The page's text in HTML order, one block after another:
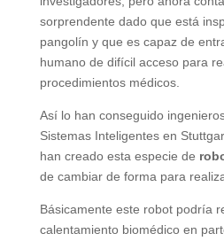
sorprendente dado que está
pangolín y que es capaz de
humano de difícil acceso para
procedimientos médicos.
Así lo han conseguido
Sistemas Inteligentes en
han creado esta especie de
de cambiar de forma para
Básicamente este robot podría
calentamiento biomédico en